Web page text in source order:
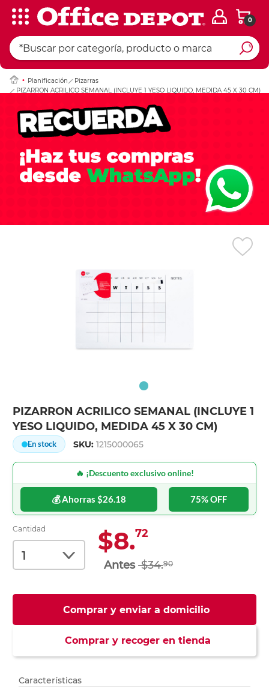
0
Planificación
Pizarras
PIZARRON ACRILICO SEMANAL (INCLUYE 1 YESO LIQUIDO, MEDIDA 45 X 30 CM)
PIZARRON ACRILICO SEMANAL (INCLUYE 1
YESO LIQUIDO, MEDIDA 45 X 30 CM)
En stock SKU:1215000065
🔥 ¡Descuento exclusivo online!
💰 Ahorras $26.18 75% OFF
Cantidad $8.72
$34.90
Comprar y enviar a domicilio
Comprar y recoger en tienda
Ingresar Codigo
Características